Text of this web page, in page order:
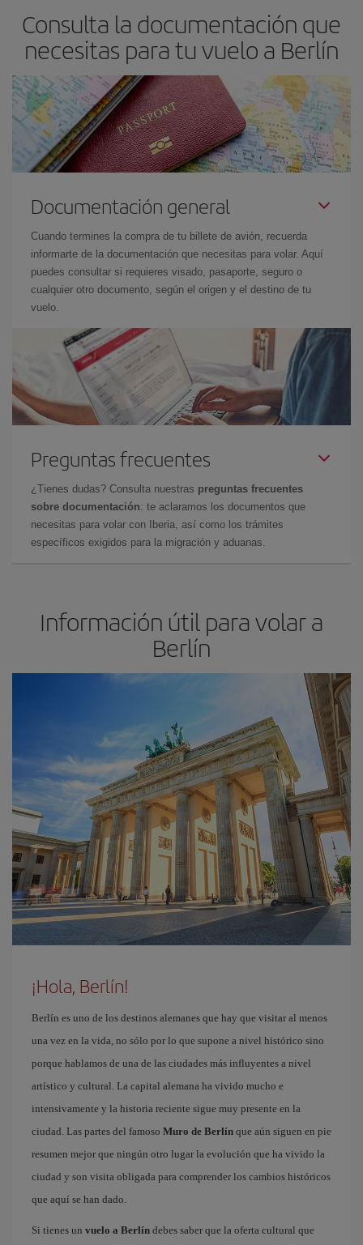
Consulta la documentación que
necesitas para tu vuelo a Berlín
Documentación general
Cuando termines la compra de tu billete de avión, recuerda
informarte de la documentación que necesitas para volar. Aquí
puedes consultar si requieres visado, pasaporte, seguro o
cualquier otro documento, según el origen y el destino de tu
vuelo.
Preguntas frecuentes
¿Tienes dudas? Consulta nuestras preguntas frecuentes
sobre documentación: te aclaramos los documentos que
necesitas para volar con Iberia, así como los trámites
específicos exigidos para la migración y aduanas.
Información útil para volar a
Berlín
¡Hola, Berlín!
Berlín es uno de los destinos alemanes que hay que visitar al menos
una vez en la vida, no sólo por lo que supone a nivel histórico sino
porque hablamos de una de las ciudades más influyentes a nivel
artístico y cultural. La capital alemana ha vivido mucho e
intensivamente y la historia reciente sigue muy presente en la
ciudad. Las partes del famoso Muro de Berlín que aún siguen en pie
resumen mejor que ningún otro lugar la evolución que ha vivido la
ciudad y son visita obligada para comprender los cambios históricos
que aquí se han dado.
Si tienes un vuelo a Berlín debes saber que la oferta cultural que